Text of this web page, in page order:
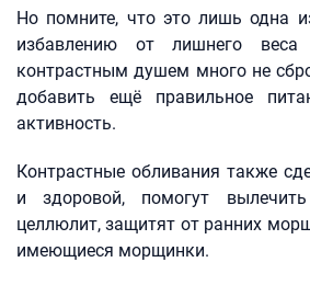
Но помните, что это лишь одна
избавлению от лишнего
контрастным душем много не
добавить ещё правильное
активность.
Контрастные обливания также
и здоровой, помогут
целлюлит, защитят от ранних
имеющиеся морщинки.